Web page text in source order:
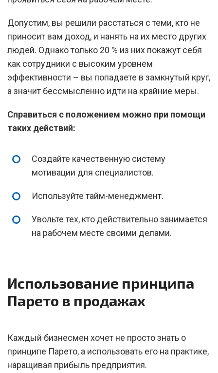
Допустим, вы решили расстаться с теми, кто не
приносит вам доход, и нанять на их место других
людей. Однако только 20 % из них покажут себя
как сотрудники с высоким уровнем
эффективности – вы попадаете в замкнутый круг,
а значит бессмысленно идти на крайние меры.
Справиться с положением можно при помощи
таких действий:
Создайте качественную систему
мотивации для специалистов.
Используйте тайм-менеджмент.
Увольте тех, кто действительно занимается
на рабочем месте своими делами.
Использование принципа
Парето в продажах
Каждый бизнесмен хочет не просто знать о
принципе Парето, а использовать его на практике,
наращивая прибыль предприятия.